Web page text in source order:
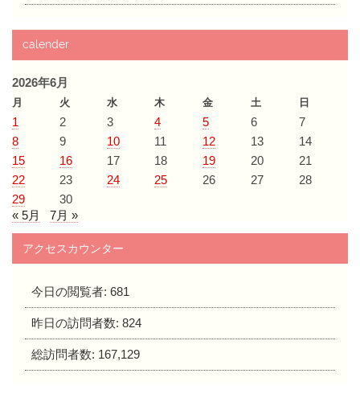
calender
2026年6月
月 火 水 木 金 土 日
1 2 3 4 5 6
7
8
9 10 11 12 13
14
15
16 17 18 19 20
21
22
23 24 25 26 27
28
29
30
« 5月
7月 »
アクセスカウンター
今日の閲覧者:681
昨日の訪問者数:824
総訪問者数: 167,129